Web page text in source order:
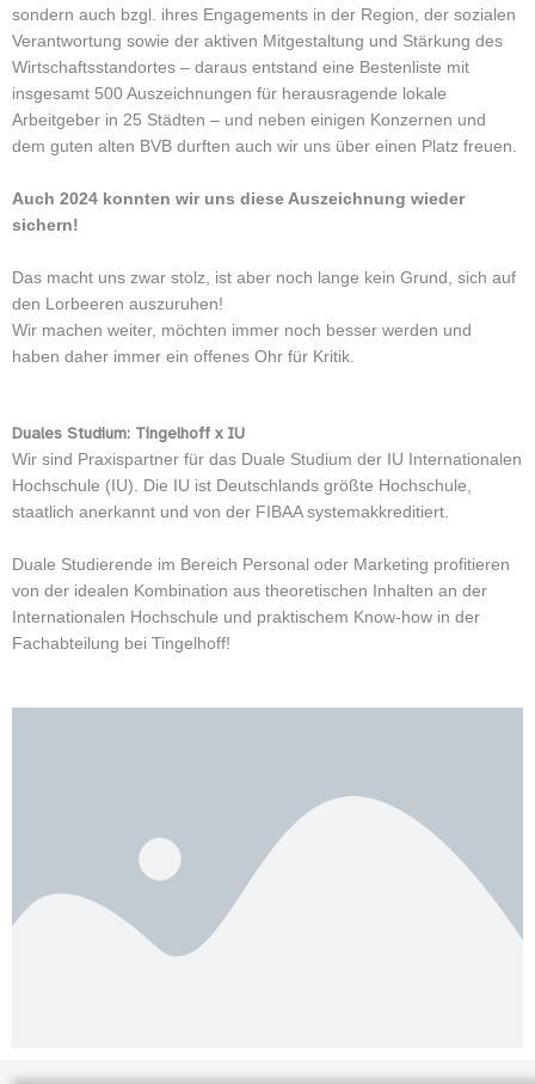
sondern auch bzgl. ihres Engagements in der Region, der sozialen
Verantwortung sowie der aktiven Mitgestaltung und Stärkung des
Wirtschaftsstandortes – daraus entstand eine Bestenliste mit
insgesamt 500 Auszeichnungen für herausragende lokale
Arbeitgeber in 25 Städten – und neben einigen Konzernen und
dem guten alten BVB durften auch wir uns über einen Platz freuen.
Auch 2024 konnten wir uns diese Auszeichnung wieder
sichern!
Das macht uns zwar stolz, ist aber noch lange kein Grund, sich auf
den Lorbeeren auszuruhen!
Wir machen weiter, möchten immer noch besser werden und
haben daher immer ein offenes Ohr für Kritik.
Duales Studium: Tingelhoff x IU
Wir sind Praxispartner für das Duale Studium der IU Internationalen
Hochschule (IU). Die IU ist Deutschlands größte Hochschule,
staatlich anerkannt und von der FIBAA systemakkreditiert.
Duale Studierende im Bereich Personal oder Marketing profitieren
von der idealen Kombination aus theoretischen Inhalten an der
Internationalen Hochschule und praktischem Know-how in der
Fachabteilung bei Tingelhoff!